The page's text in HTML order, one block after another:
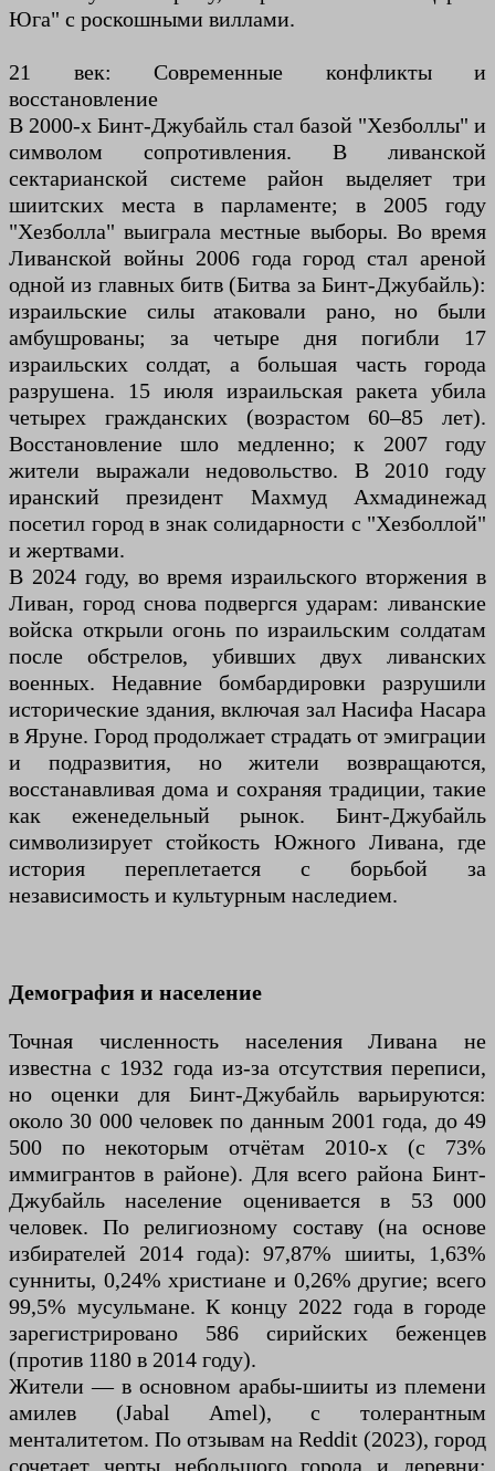
Юга" с роскошными виллами.
21 век: Современные конфликты и
восстановление
В 2000-х Бинт-Джубайль стал базой "Хезболлы" и
символом сопротивления. В ливанской
сектарианской системе район выделяет три
шиитских места в парламенте; в 2005 году
"Хезболла" выиграла местные выборы. Во время
Ливанской войны 2006 года город стал ареной
одной из главных битв (Битва за Бинт-Джубайль):
израильские силы атаковали рано, но были
амбушрованы; за четыре дня погибли 17
израильских солдат, а большая часть города
разрушена. 15 июля израильская ракета убила
четырех гражданских (возрастом 60–85 лет).
Восстановление шло медленно; к 2007 году
жители выражали недовольство. В 2010 году
иранский президент Махмуд Ахмадинежад
посетил город в знак солидарности с "Хезболлой"
и жертвами.
В 2024 году, во время израильского вторжения в
Ливан, город снова подвергся ударам: ливанские
войска открыли огонь по израильским солдатам
после обстрелов, убивших двух ливанских
военных. Недавние бомбардировки разрушили
исторические здания, включая зал Насифа Насара
в Яруне. Город продолжает страдать от эмиграции
и подразвития, но жители возвращаются,
восстанавливая дома и сохраняя традиции, такие
как еженедельный рынок. Бинт-Джубайль
символизирует стойкость Южного Ливана, где
история переплетается с борьбой за
независимость и культурным наследием.
Демография и население
Точная численность населения Ливана не
известна с 1932 года из-за отсутствия переписи,
но оценки для Бинт-Джубайль варьируются:
около 30 000 человек по данным 2001 года, до 49
500 по некоторым отчётам 2010-х (с 73%
иммигрантов в районе). Для всего района Бинт-
Джубайль население оценивается в 53 000
человек. По религиозному составу (на основе
избирателей 2014 года): 97,87% шииты, 1,63%
сунниты, 0,24% христиане и 0,26% другие; всего
99,5% мусульмане. К концу 2022 года в городе
зарегистрировано 586 сирийских беженцев
(против 1180 в 2014 году).
Жители — в основном арабы-шииты из племени
амилев (Jabal Amel), с толерантным
менталитетом. По отзывам на Reddit (2023), город
сочетает черты небольшого города и деревни: